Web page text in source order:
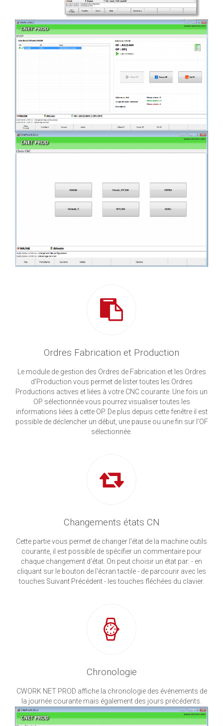
Ordres Fabrication et Production
Le module de gestion des Ordres de Fabrication et les Ordres
d'Production vous permet de lister toutes les Ordres
Productions actives et liées à votre CNC courante. Une fois un
OP sélectionnée vous pourrez visualiser toutes les
informations liées à cette OP. De plus depuis cette fenêtre il est
possible de déclencher un début, une pause ou une fin sur l’OF
sélectionnée.
Changements états CN
Cette partie vous permet de changer l’état de la machine outils
courante, il est possible de spécifier un commentaire pour
chaque changement d’état. On peut choisir un état par: - en
cliquant sur le bouton de l'écran tactile - de parcourir avec les
touches Suivant Précédent - les touches fléchées du clavier.
Chronologie
CWORK NET PROD affiche la chronologie des événements de
la journée courante mais également des jours précédents.